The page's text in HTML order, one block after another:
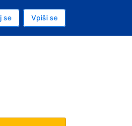
se Vpiši se